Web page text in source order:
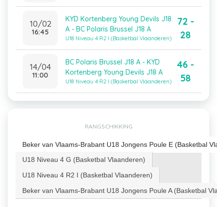
10/02
16:45
KYD Kortenberg Young Devils J18
A - BC Polaris Brussel J18 A
U18 Niveau 4 R2 I (Basketbal Vlaanderen)
72 -
28
14/04
11:00
BC Polaris Brussel J18 A - KYD
Kortenberg Young Devils J18 A
U18 Niveau 4 R2 I (Basketbal Vlaanderen)
46 -
58
RANGSCHIKKING
Beker van Vlaams-Brabant U18 Jongens Poule E (Basketbal
U18 Niveau 4 G (Basketbal Vlaanderen)
U18 Niveau 4 R2 I (Basketbal Vlaanderen)
Beker van Vlaams-Brabant U18 Jongens Poule A (Basketbal